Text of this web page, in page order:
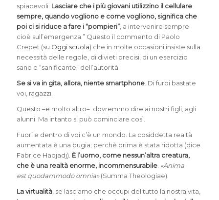
spiacevoli. Lasciare che i più giovani utilizzino il cellulare
sempre, quando vogliono e come vogliono, significa che
poi ci si riduce a fare i “pompieri”, a intervenire sempre
cioè sull’emergenza.” Questo il commento di Paolo
Crepet (su Oggi scuola) che in molte occasioni insiste sulla
necessità delle regole, di divieti precisi, di un esercizio
sano e “sanificante” dell’autorità.
Se si va in gita, allora, niente smartphone. Di furbi bastate
voi, ragazzi.
Questo –e molto altro– dovremmo dire ai nostri figli, agli
alunni. Ma intanto si può cominciare così.
Fuori e dentro di voi c’è un mondo. La cosiddetta realtà
aumentata è una bugia; perchè prima è stata ridotta (dice
Fabrice Hadjadj). È l’uomo, come nessun’altra creatura,
che è una realtà enorme, incommensurabile. «Anima
est quodammodo omnia»(Summa Theologiae).
La virtualità, se lasciamo che occupi del tutto la nostra vita,